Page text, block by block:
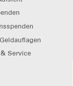
Service